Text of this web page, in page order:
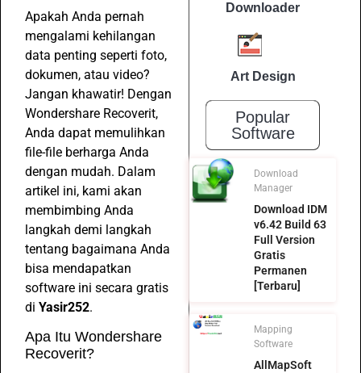
Apakah Anda pernah
mengalami kehilangan
data penting seperti foto,
dokumen, atau video?
Jangan khawatir! Dengan
Wondershare Recoverit,
Anda dapat memulihkan
file-file berharga Anda
dengan mudah. Dalam
artikel ini, kami akan
membimbing Anda
langkah demi langkah
tentang bagaimana Anda
bisa mendapatkan
software ini secara gratis
di Yasir252.
Apa Itu Wondershare
Recoverit?
Downloader
Art Design
Popular
Software
Download
Manager
Download IDM
v6.42 Build 63
Full Version
Gratis
Permanen
[Terbaru]
Mapping
Software
AllMapSoft